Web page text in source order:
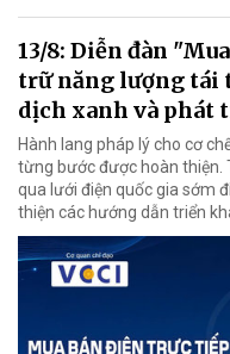
13/8: Diễn đàn
trữ năng lượng tái
dịch xanh và phát
Hành lang pháp lý cho cơ
từng bước được hoàn thiện.
qua lưới điện quốc gia sớm
thiện các hướng dẫn triển